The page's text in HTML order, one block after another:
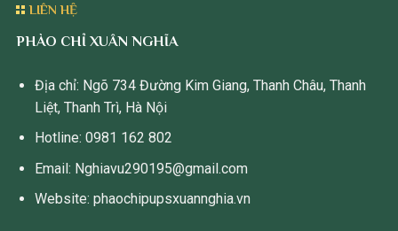
LIÊN HỆ
PHÀO CHỈ XUÂN NGHĨA
Địa chỉ: Ngõ 734 Đường Kim Giang, Thanh Châu, Thanh
Liệt, Thanh Trì, Hà Nội
Hotline: 0981 162 802
Email: Nghiavu290195@gmail.com
Website: phaochipupsxuannghia.vn